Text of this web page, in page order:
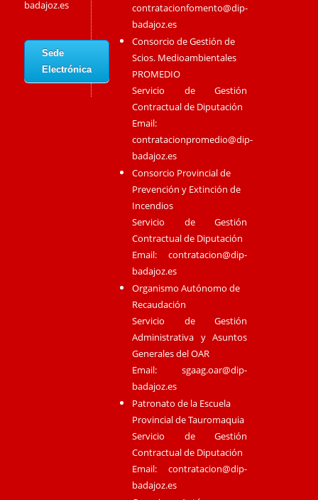
badajoz.es
Sede
Electrónica
contratacionfomento@dip-
badajoz.es
Consorcio de Gestión de
Scios. Medioambientales
PROMEDIO
Servicio de Gestión
Contractual de Diputación
Email:
contratacionpromedio@dip-
badajoz.es
Consorcio Provincial de
Prevención y Extinción de
Incendios
Servicio de Gestión
Contractual de Diputación
Email:contratacion@dip-
badajoz.es
Organismo Autónomo de
Recaudación
Servicio de Gestión
Administrativa y Asuntos
Generales del OAR
Email:sgaag.oar@dip-
badajoz.es
Patronato de la Escuela
Provincial de Tauromaquia
Servicio de Gestión
Contractual de Diputación
Email:contratacion@dip-
badajoz.es